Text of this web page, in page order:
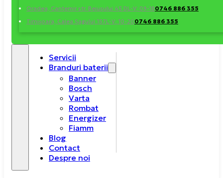
Oradea, Cantemir str. Beiusului 45 DL-V: 09-180746 886 355
Timișoara, Calea Șagului 157L-V: 10-200746 886 355
Servicii
Branduri baterii
Banner
Bosch
Varta
Rombat
Energizer
Fiamm
Blog
Contact
Despre noi